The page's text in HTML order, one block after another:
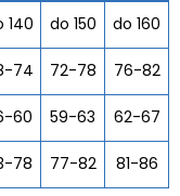
140 do 150
do 160
74 72-78
76-82
60 59-63
62-67
78 77-82 81-86